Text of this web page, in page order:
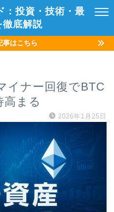
：投資・技術・最
徹底解説
事はこちら
イナー回復でBTC
高まる
2026年1月25日